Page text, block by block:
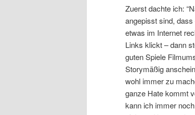
Zuerst dachte ich:
angepisst sind,
etwas im Internet
Links klickt – dann
guten Spiele
Storymäßig
wohl immer zu
ganze Hate kommt
kann ich immer